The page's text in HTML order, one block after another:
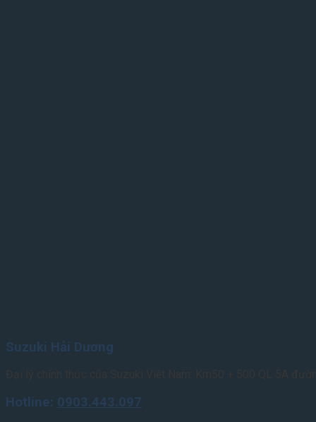
Suzuki Hải Dương
Hotline: 0903.443.097